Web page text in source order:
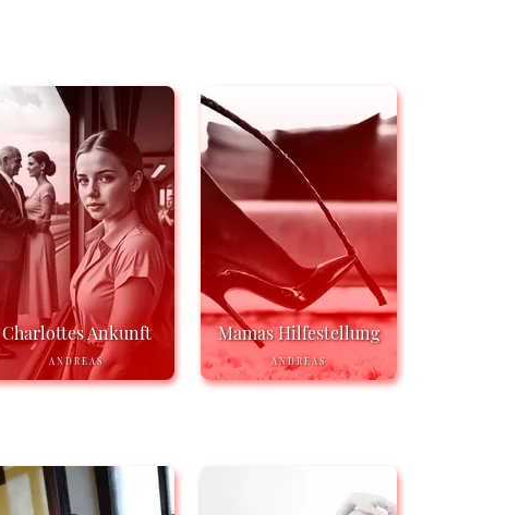
Charlottes Ankunft
ANDREAS
Mamas Hilfestellung
ANDREAS